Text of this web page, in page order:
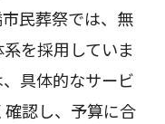
民葬祭では、無
を採用していま
具体的なサービ
認し、予算に合